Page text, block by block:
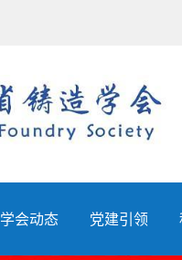
学会动态 党建引领